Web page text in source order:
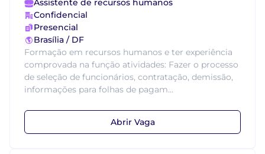
Assistente de recursos humanos
Confidencial
Presencial
Brasília / DF
Formação em recursos humanos e ter experiência
comprovada na função atividades: Fazer o processo
de seleção de funcionários, contratação, demissão,
informações para folhas de pagam...
Abrir Vaga